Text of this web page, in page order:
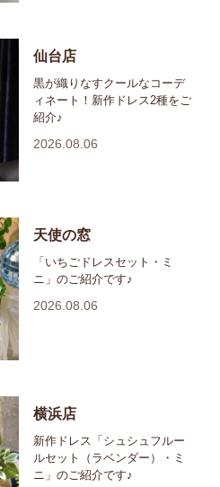
仙台店
黒が織りなすクールなコーデ
ィネート！新作ドレス2種をご
紹介♪
2026.08.06
天使の窓
「いちごドレスセット・ミ
ニ」のご紹介です♪
2026.08.06
横浜店
新作ドレス「シュシュフルー
ルセット（ラベンダー）・ミ
ニ」のご紹介です♪